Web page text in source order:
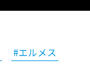
#エルメス